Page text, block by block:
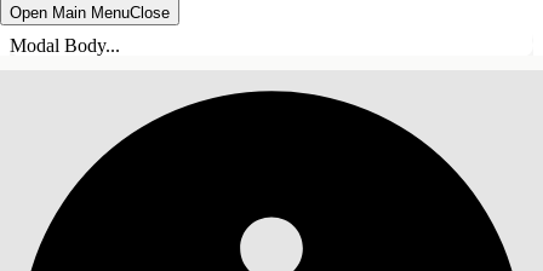
Open Main MenuClose
Modal Body...